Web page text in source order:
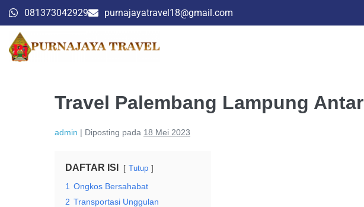
081373042929 purnajayatravel18@gmail.com
Travel Palembang Lampung Antar
admin | Diposting pada 18 Mei 2023
DAFTAR ISI Tutup
1 Ongkos Bersahabat
2 Transportasi Unggulan